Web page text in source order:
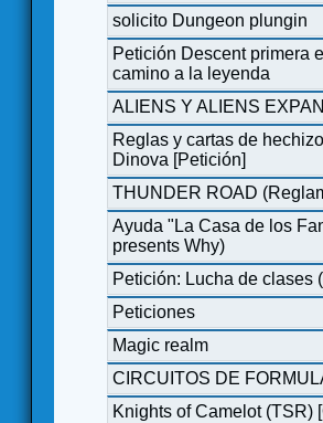
solicito Dungeon plungin
Petición Descent primera
camino a la leyenda
ALIENS Y ALIENS
Reglas y cartas de
Dinova [Petición]
THUNDER ROAD
Ayuda "La Casa de los
presents Why)
Petición: Lucha de clases
Peticiones
Magic realm
CIRCUITOS DE
Knights of Camelot (TSR)